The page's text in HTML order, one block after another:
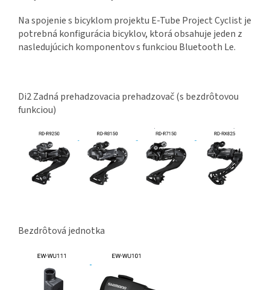
Na spojenie s bicyklom projektu E-Tube Project Cyclist je
potrebná konfigurácia bicyklov, ktorá obsahuje jeden z
nasledujúcich komponentov s funkciou Bluetooth Le.
Di2 Zadná prehadzovacia prehadzovač (s bezdrôtovou
funkciou)
Bezdrôtová jednotka